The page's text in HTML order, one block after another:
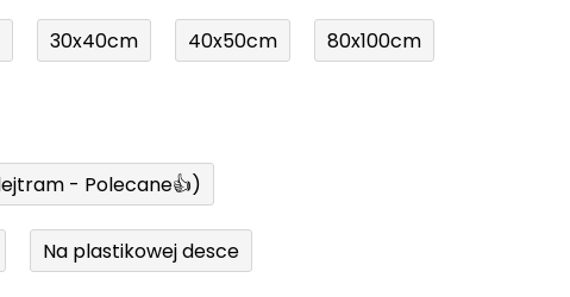
30x40cm 40x50cm 80x100cm
- Polecane👍)
Na plastikowej desce